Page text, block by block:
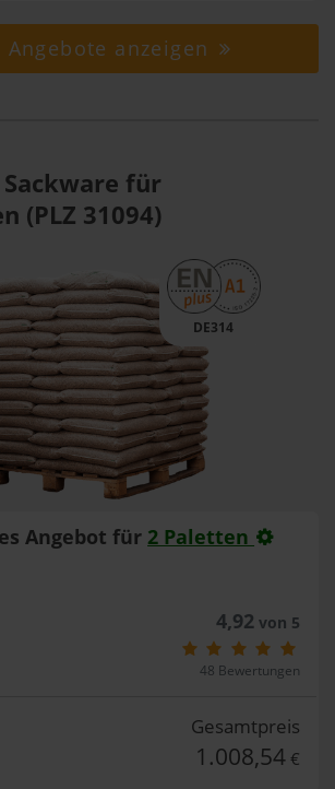
Angebote anzeigen
für
(PLZ 31094)
DE314
Angebot für 2 Paletten
4,92von 5
48 Bewertungen
Gesamtpreis
1.008,54 €